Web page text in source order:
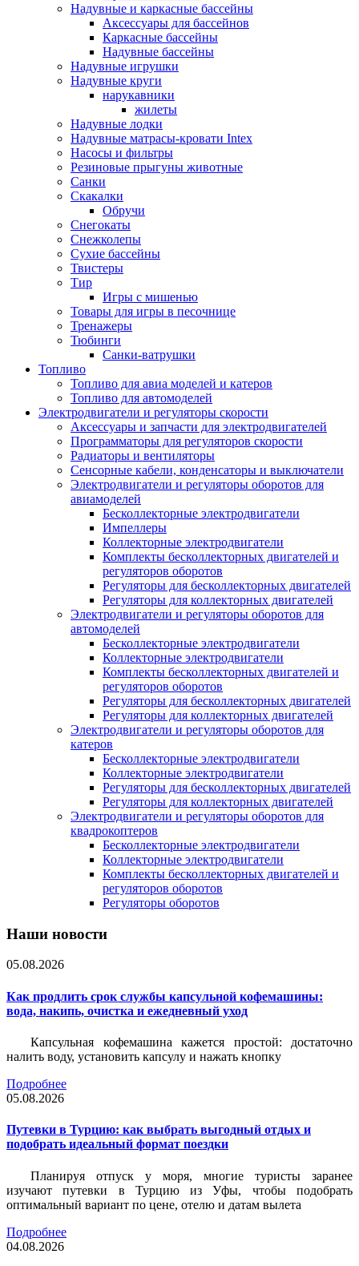
Надувные и каркасные бассейны
Аксессуары для бассейнов
Каркасные бассейны
Надувные бассейны
Надувные игрушки
Надувные круги
нарукавники
жилеты
Надувные лодки
Надувные матрасы-кровати Intex
Насосы и фильтры
Резиновые прыгуны животные
Санки
Скакалки
Обручи
Снегокаты
Снежколепы
Сухие бассейны
Твистеры
Тир
Игры с мишенью
Товары для игры в песочнице
Тренажеры
Тюбинги
Санки-ватрушки
Топливо
Топливо для авиа моделей и катеров
Топливо для автомоделей
Электродвигатели и регуляторы скорости
Аксессуары и запчасти для электродвигателей
Программаторы для регуляторов скорости
Радиаторы и вентиляторы
Сенсорные кабели, конденсаторы и выключатели
Электродвигатели и регуляторы оборотов для
авиамоделей
Бесколлекторные электродвигатели
Импеллеры
Коллекторные электродвигатели
Комплекты бесколлекторных двигателей и
регуляторов оборотов
Регуляторы для бесколлекторных двигателей
Регуляторы для коллекторных двигателей
Электродвигатели и регуляторы оборотов для
автомоделей
Бесколлекторные электродвигатели
Коллекторные электродвигатели
Комплекты бесколлекторных двигателей и
регуляторов оборотов
Регуляторы для бесколлекторных двигателей
Регуляторы для коллекторных двигателей
Электродвигатели и регуляторы оборотов для
катеров
Бесколлекторные электродвигатели
Коллекторные электродвигатели
Регуляторы для бесколлекторных двигателей
Регуляторы для коллекторных двигателей
Электродвигатели и регуляторы оборотов для
квадрокоптеров
Бесколлекторные электродвигатели
Коллекторные электродвигатели
Комплекты бесколлекторных двигателей и
регуляторов оборотов
Регуляторы оборотов
Наши новости
05.08.2026
Как продлить срок службы капсульной кофемашины:
вода, накипь, очистка и ежедневный уход
Капсульная кофемашина кажется простой: достаточно
налить воду, установить капсулу и нажать кнопку
Подробнее
05.08.2026
Путевки в Турцию: как выбрать выгодный отдых и
подобрать идеальный формат поездки
Планируя отпуск у моря, многие туристы заранее
изучают путевки в Турцию из Уфы, чтобы подобрать
оптимальный вариант по цене, отелю и датам вылета
Подробнее
04.08.2026